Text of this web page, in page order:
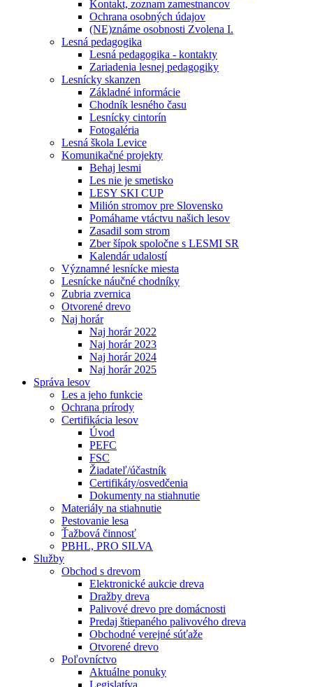
Kontakt, zoznam zamestnancov
Ochrana osobných údajov
(NE)známe osobnosti Zvolena I.
Lesná pedagogika
Lesná pedagogika - kontakty
Zariadenia lesnej pedagogiky
Lesnícky skanzen
Základné informácie
Chodník lesného času
Lesnícky cintorín
Fotogaléria
Lesná škola Levice
Komunikačné projekty
Behaj lesmi
Les nie je smetisko
LESY SKI CUP
Milión stromov pre Slovensko
Pomáhame vtáctvu našich lesov
Zasadil som strom
Zber šípok spoločne s LESMI SR
Kalendár udalostí
Významné lesnícke miesta
Lesnícke náučné chodníky
Zubria zvernica
Otvorené drevo
Naj horár
Naj horár 2022
Naj horár 2023
Naj horár 2024
Naj horár 2025
Správa lesov
Les a jeho funkcie
Ochrana prírody
Certifikácia lesov
Úvod
PEFC
FSC
Žiadateľ/účastník
Certifikáty/osvedčenia
Dokumenty na stiahnutie
Materiály na stiahnutie
Pestovanie lesa
Ťažbová činnosť
PBHL, PRO SILVA
Služby
Obchod s drevom
Elektronické aukcie dreva
Dražby dreva
Palivové drevo pre domácnosti
Predaj štiepaného palivového dreva
Obchodné verejné súťaže
Otvorené drevo
Poľovníctvo
Aktuálne ponuky
Legislatíva